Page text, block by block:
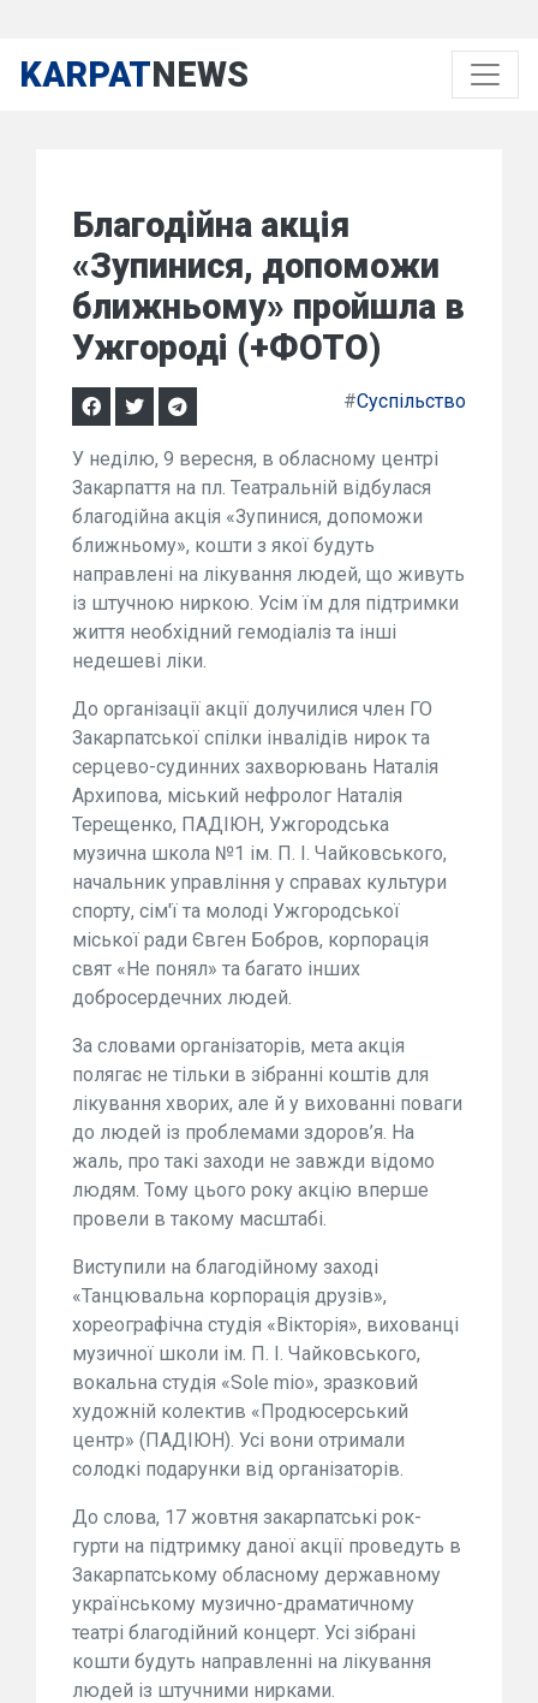
KARPATNEWS
Благодійна акція
«Зупинися, допоможи
ближньому» пройшла в
Ужгороді (+ФОТО)
#Суспільство
У неділю, 9 вересня, в обласному центрі
Закарпаття на пл. Театральній відбулася
благодійна акція «Зупинися, допоможи
ближньому», кошти з якої будуть
направлені на лікування людей, що живуть
із штучною ниркою. Усім їм для підтримки
життя необхідний гемодіаліз та інші
недешеві ліки.
До організації акції долучилися член ГО
Закарпатської спілки інвалідів нирок та
серцево-судинних захворювань Наталія
Архипова, міський нефролог Наталія
Терещенко, ПАДІЮН, Ужгородська
музична школа №1 ім. П. І. Чайковського,
начальник управління у справах культури
спорту, сім'ї та молоді Ужгородської
міської ради Євген Бобров, корпорація
свят «Не понял» та багато інших
добросердечних людей.
За словами організаторів, мета акція
полягає не тільки в зібранні коштів для
лікування хворих, але й у вихованні поваги
до людей із проблемами здоров’я. На
жаль, про такі заходи не завжди відомо
людям. Тому цього року акцію вперше
провели в такому масштабі.
Виступили на благодійному заході
«Танцювальна корпорація друзів»,
хореографічна студія «Вікторія», вихованці
музичної школи ім. П. І. Чайковського,
вокальна студія «Sole mio», зразковий
художній колектив «Продюсерський
центр» (ПАДІЮН). Усі вони отримали
солодкі подарунки від організаторів.
До слова, 17 жовтня закарпатські рок-
гурти на підтримку даної акції проведуть в
Закарпатському обласному державному
українському музично-драматичному
театрі благодійний концерт. Усі зібрані
кошти будуть направленні на лікування
людей із штучними нирками.